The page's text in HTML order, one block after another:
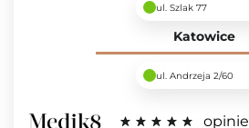
ul. Szlak 77
Katowice
ul. Andrzeja 2/60
opinie